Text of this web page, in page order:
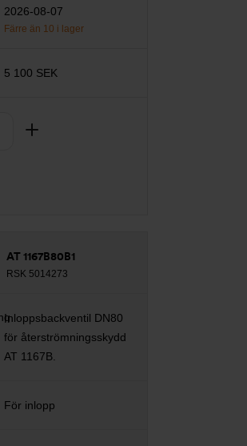
2026-08-07
Färre än 10 i lager
5 100 SEK
AT 1167B80B1
RSK 5014273
Inloppsbackventil DN80
för återströmningsskydd
AT 1167B.
För inlopp